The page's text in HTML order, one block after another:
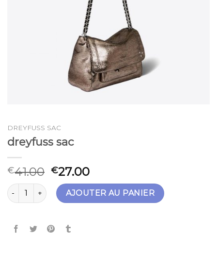
DREYFUSS SAC
dreyfuss sac
€41.00 €27.00
quantité de dreyfuss sacAJOUTER AU PANIER